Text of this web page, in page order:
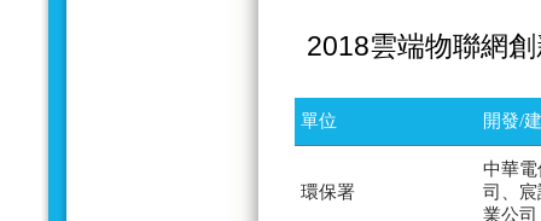
2018雲端物聯網
單位 開發/
環保署
中華
司、
業公司